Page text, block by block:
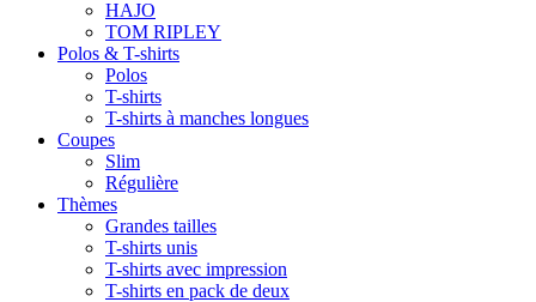
HAJO
TOM RIPLEY
Polos & T-shirts
Polos
T-shirts
T-shirts à manches longues
Coupes
Slim
Régulière
Thèmes
Grandes tailles
T-shirts unis
T-shirts avec impression
T-shirts en pack de deux